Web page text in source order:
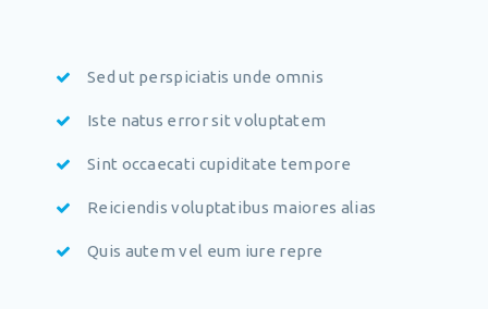
Sed ut perspiciatis unde omnis
Iste natus error sit voluptatem
Sint occaecati cupiditate tempore
Reiciendis voluptatibus maiores alias
Quis autem vel eum iure repre